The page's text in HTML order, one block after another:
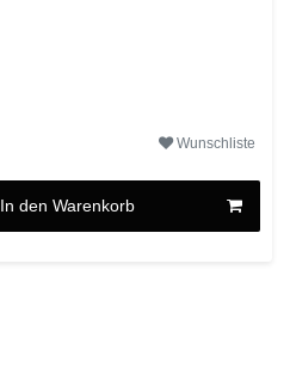
Wunschliste
In den Warenkorb